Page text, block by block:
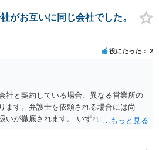
は今後どう対応すべきでしょうか？ →債
を拒み、請求するのであれば本人に対し
がお互いに同じ会社でした。
役にたった 2
社と契約している場合、異なる営業所の
ます。弁護士を依頼される場合には尚
いが徹底されます。 いずれにしても、交